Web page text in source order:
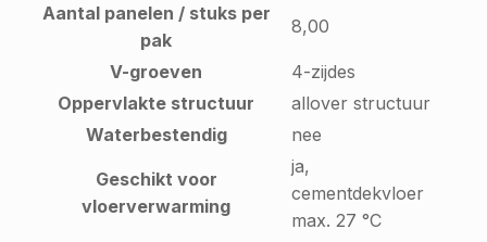
Aantal panelen / stuks per
pak
8,00
V-groeven
4-zijdes
Oppervlakte structuur
allover structuur
Waterbestendig
nee
Geschikt voor
vloerverwarming
ja,
cementdekvloer
max. 27 °C